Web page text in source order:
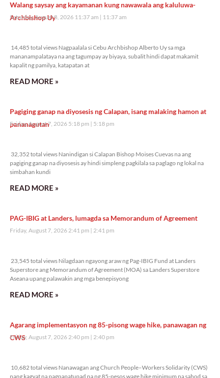
Walang saysay ang kayamanan kung nawawala ang kaluluwa-
Archbishop Uy
Saturday, August 8, 2026 11:37 am 11:37 am
14,485 total views Nagpaalala si Cebu Archbishop Alberto Uy sa mga
mananampalataya na ang tagumpay ay biyaya, subalit hindi dapat makamit
kapalit ng pamilya, katapatan at
READ MORE »
Pagiging ganap na diyosesis ng Calapan, isang malaking hamon at
pananagutan
Friday, August 7, 2026 5:18 pm 5:18 pm
32,352 total views Nanindigan si Calapan Bishop Moises Cuevas na ang
pagiging ganap na diyosesis ay hindi simpleng pagkilala sa paglago ng lokal na
simbahan kundi
READ MORE »
PAG-IBIG at Landers, lumagda sa Memorandum of Agreement
Friday, August 7, 2026 2:41 pm 2:41 pm
23,545 total views Nilagdaan ngayong araw ng Pag-IBIG Fund at Landers
Superstore ang Memorandum of Agreement (MOA) sa Landers Superstore
Aseana upang palawakin ang mga benepisyong
READ MORE »
Agarang implementasyon ng 85-pisong wage hike, panawagan ng
CWS
Friday, August 7, 2026 2:40 pm 2:40 pm
10,682 total views Nanawagan ang Church People–Workers Solidarity (CWS)
nang kagyat na pagpapatupad na ng 85-pesos wage hike minimum na sahod sa